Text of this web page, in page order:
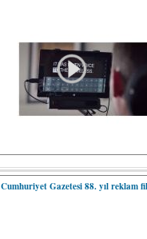
Cumhuriyet Gazetesi 88. yıl reklam